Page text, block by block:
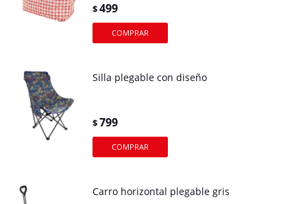
$499
Silla plegable con diseño
$799
Carro horizontal plegable gris